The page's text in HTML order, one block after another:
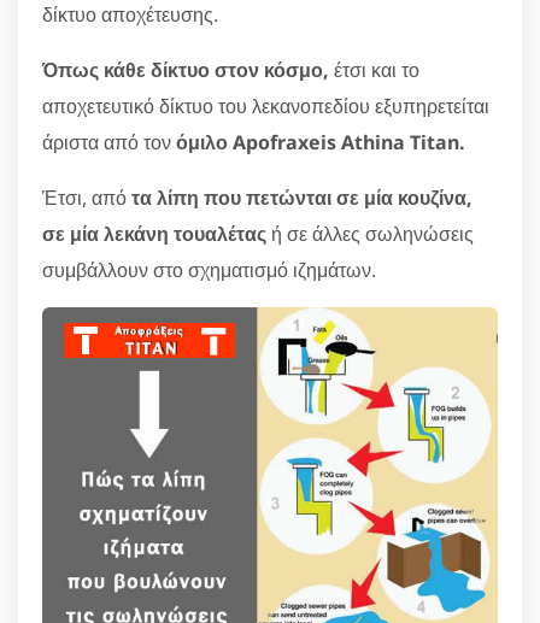
δίκτυο αποχέτευσης.
Όπως κάθε δίκτυο στον κόσμο, έτσι και το
αποχετευτικό δίκτυο του λεκανοπεδίου εξυπηρετείται
άριστα από τονόμιλο Apofraxeis Athina Titan.
Έτσι, απότα λίπη που πετώνται σε μία κουζίνα,
σε μία λεκάνη τουαλέτας ή σε άλλες σωληνώσεις
συμβάλλουν στο σχηματισμό ιζημάτων.